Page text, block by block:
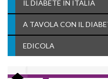
IL DIABETE IN ITALIA
A TAVOLA CON IL
EDICOLA